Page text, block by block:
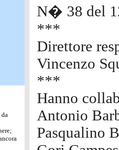
N� 38 del
***
Direttore
Vincenzo
***
Hanno
Antonio
Pasqualino